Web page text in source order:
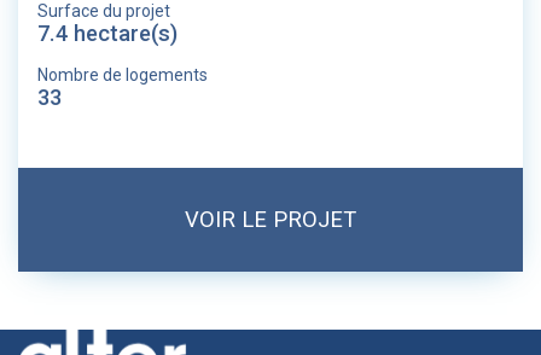
Surface du projet
7.4 hectare(s)
Nombre de logements
33
VOIR LE PROJET